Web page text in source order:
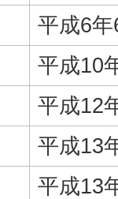
平成6
平成10
平成12
平成13
平成13